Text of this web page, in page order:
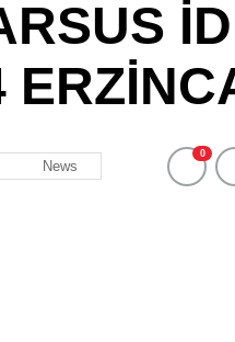
News
0